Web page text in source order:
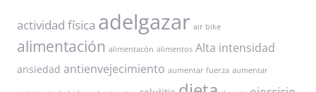
actividad física adelgazar air bike
alimentación alimentacón alimentos Alta intensidad
ansiedad antienvejecimiento aumentar fuerza aumentar